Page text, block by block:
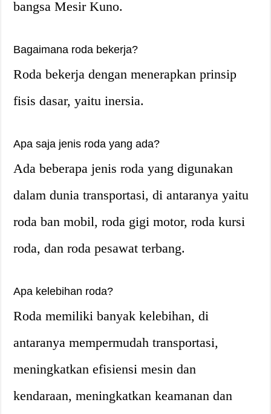
bangsa Mesir Kuno.
Bagaimana roda bekerja?
Roda bekerja dengan menerapkan prinsip
fisis dasar, yaitu inersia.
Apa saja jenis roda yang ada?
Ada beberapa jenis roda yang digunakan
dalam dunia transportasi, di antaranya yaitu
roda ban mobil, roda gigi motor, roda kursi
roda, dan roda pesawat terbang.
Apa kelebihan roda?
Roda memiliki banyak kelebihan, di
antaranya mempermudah transportasi,
meningkatkan efisiensi mesin dan
kendaraan, meningkatkan keamanan dan